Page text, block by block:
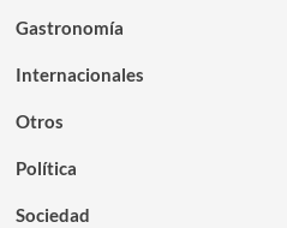
Gastronomía
Internacionales
Otros
Política
Sociedad